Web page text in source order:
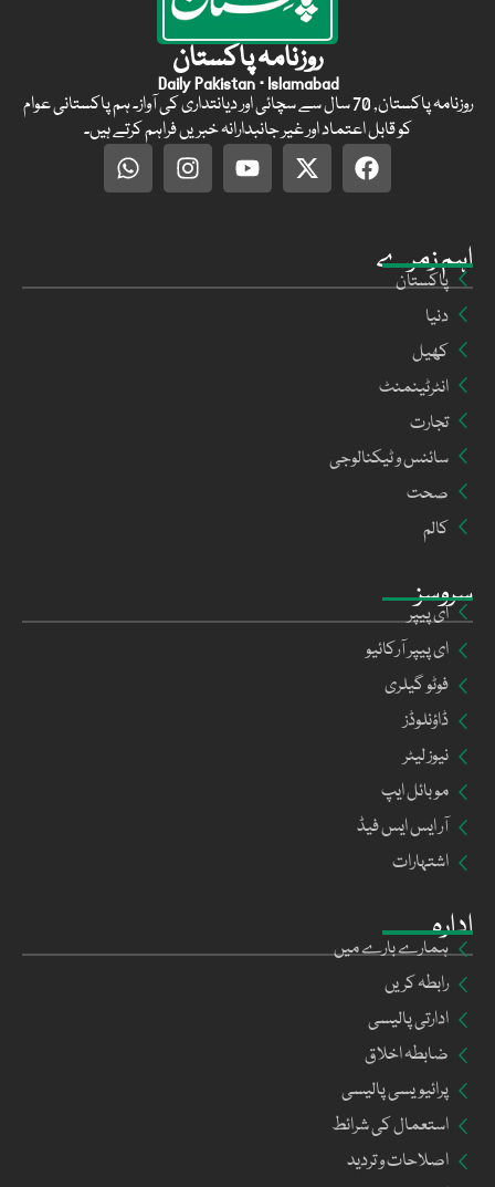
ادارہ
ہمارے بارے میں
رابطہ کریں
ادارتی پالیسی
ضابطہ اخلاق
پرائیویسی پالیسی
استعمال کی شرائط
اصلاحات و تردید
سروسز
ای پیپر
ای پیپر آرکائیو
فوٹو گیلری
ڈاؤنلوڈز
نیوز لیٹر
موبائل ایپ
آر ایس ایس فیڈ
اشتہارات
اہم زمرے
پاکستان
دنیا
کھیل
انٹرٹینمنٹ
تجارت
سائنس و ٹیکنالوجی
صحت
کالم
روزنامہ پاکستان
Daily Pakistan · Islamabad
روزنامہ پاکستان, 70 سال سے سچائی اور دیانتداری کی آواز۔ ہم پاکستانی عوام
کو قابل اعتماد اور غیر جانبدارانہ خبریں فراہم کرتے ہیں۔